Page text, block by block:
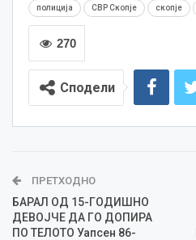
полиција СВР Скопје скопје
270
Сподели
ПРЕТХОДНО
БАРАЛ ОД 15-ГОДИШНО
ДЕВОЈЧЕ ДА ГО ДОПИРА
ПО ТЕЛОТО Уапсен 86-